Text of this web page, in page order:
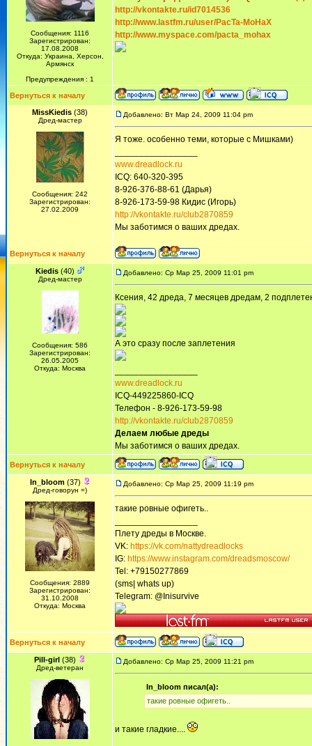
Сообщения: 1116
Зарегистрирован:
17.08.2008
Откуда: Украина, Херсон,
Армянск
Предупреждения : 1
http://vkontakte.ru/id7014536
http://www.lastfm.ru/user/PacTa-MoHaX
http://www.myspace.com/pacta_mohax
Вернуться к началу
MissKiedis (38)
Дред-мастер
Сообщения: 242
Зарегистрирован:
27.02.2009
Добавлено: Вт Мар 24, 2009 11:04 pm
Я тоже. особенно теми, которые с Мишками)
www.dreadlock.ru
ICQ: 640-320-395
8-926-376-88-61 (Дарья)
8-926-173-59-98 Кидис (Игорь)
http://vkontakte.ru/club2870859
Мы заботимся о ваших дредах.
Вернуться к началу
Kiedis (40)
Дред-мастер
Сообщения: 586
Зарегистрирован:
26.05.2005
Откуда: Москва
Добавлено: Ср Мар 25, 2009 11:01 pm
Ксения, 42 дреда, 7 месяцев дредам, 2
А это сразу после заплетения
www.dreadlock.ru
ICQ-449225860-ICQ
Телефон - 8-926-173-59-98
http://vkontakte.ru/club2870859
Делаем любые дреды
Мы заботимся о ваших дредах.
Вернуться к началу
In_bloom(37)
Дред-говорун =)
Сообщения: 2889
Зарегистрирован:
31.10.2008
Откуда: Москва
Добавлено: Ср Мар 25, 2009 11:19 pm
такие ровные офигеть..
Плету дреды в Москве.
VK: https://vk.com/nattydreadlocks
IG: https://www.instagram.com/dreadsmoscow/
Tel: +79150277869
(sms| whats up)
Telegram: @Inisurvive
Вернуться к началу
Pill-girl (38)
Дред-ветеран
Добавлено: Ср Мар 25, 2009 11:21 pm
In_bloom писал(а):
такие ровные офигеть..
и такие гладкие....